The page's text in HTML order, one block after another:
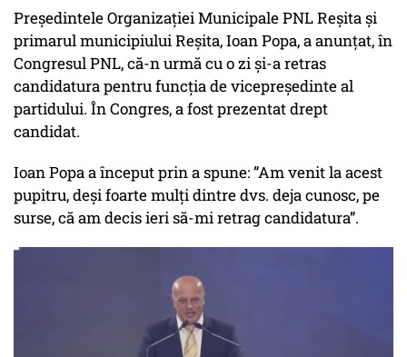
Președintele Organizației Municipale PNL Reșita și
primarul municipiului Reșita, Ioan Popa, a anunțat, în
Congresul PNL, că-n urmă cu o zi și-a retras
candidatura pentru funcția de vicepreședinte al
partidului. În Congres, a fost prezentat drept
candidat.
Ioan Popa a început prin a spune: ”Am venit la acest
pupitru, deși foarte mulți dintre dvs. deja cunosc, pe
surse, că am decis ieri să-mi retrag candidatura”.